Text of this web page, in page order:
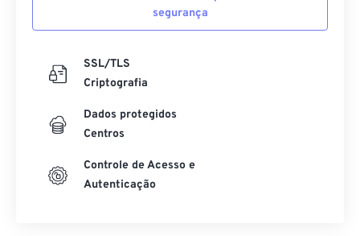
segurança
SSL/TLS
Criptografia
Dados protegidos
Centros
Controle de Acesso e
Autenticação